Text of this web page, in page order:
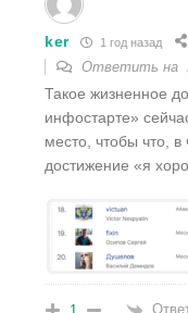
ker 1 год назад
Ответить на
Такое жизненное
инфостарте»
место, чтобы что,
достижение «я